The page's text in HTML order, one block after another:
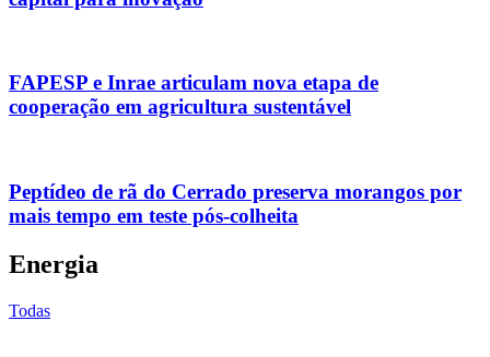
FAPESP e Inrae articulam nova etapa de
cooperação em agricultura sustentável
Peptídeo de rã do Cerrado preserva morangos por
mais tempo em teste pós-colheita
Energia
Todas